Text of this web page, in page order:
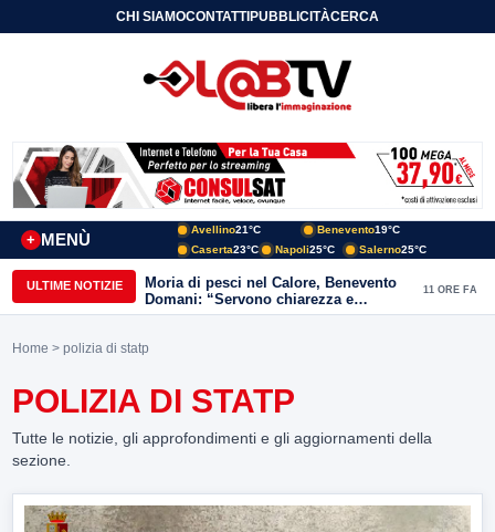
CHI SIAMOCONTATTIPUBBLICITÀCERCA
MENÙ
+
Avellino21°C Benevento19°C
Caserta23°C Napoli25°C Salerno25°C
ULTIME NOTIZIE
Moria di pesci nel Calore, Benevento
Domani: “Servono chiarezza e
approfondimenti sulla gestione
11 ORE FA
Home > polizia di statp
POLIZIA DI STATP
Tutte le notizie, gli approfondimenti e gli aggiornamenti della
sezione.